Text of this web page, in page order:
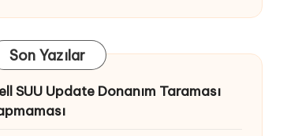
Son Yazılar
SUU Update Donanım Taraması